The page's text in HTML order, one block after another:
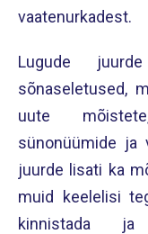
vaatenurkadest.
Lugude
sõnaseletused,
uute
sünonüümide ja
juurde lisati ka
muid keelelisi
kinnistada